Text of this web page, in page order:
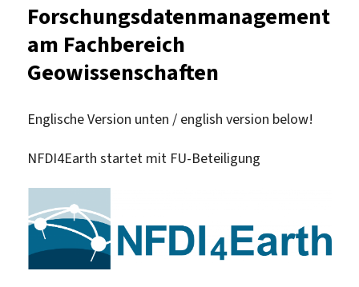
Forschungsdatenmanagement
am Fachbereich
Geowissenschaften
Englische Version unten / english version below!
NFDI4Earth startet mit FU-Beteiligung